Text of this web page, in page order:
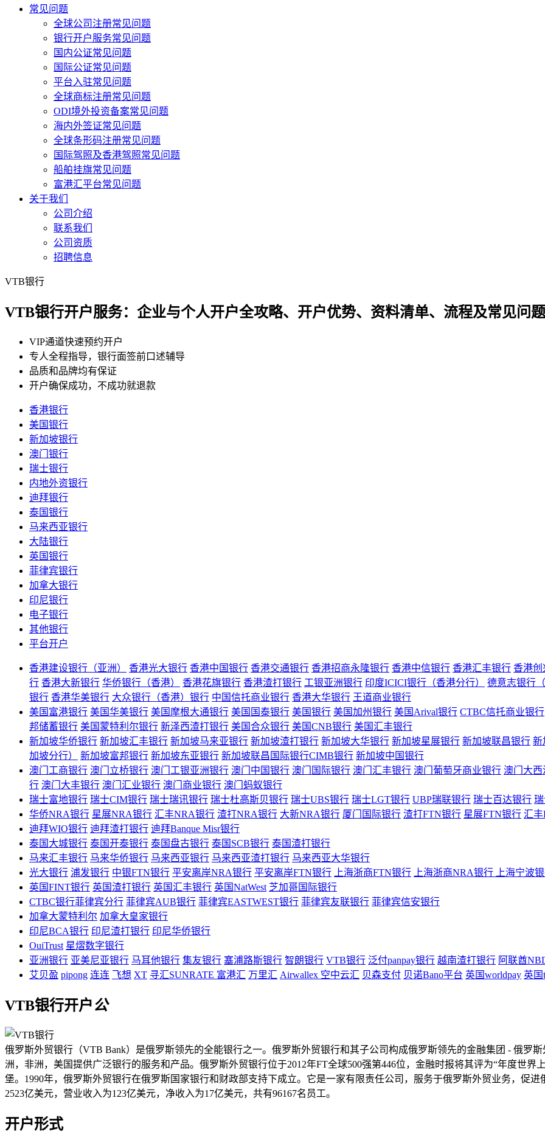
常见问题
全球公司注册常见问题
银行开户服务常见问题
国内公证常见问题
国际公证常见问题
平台入驻常见问题
全球商标注册常见问题
ODI境外投资备案常见问题
海内外签证常见问题
全球条形码注册常见问题
国际驾照及香港驾照常见问题
船舶挂旗常见问题
富港汇平台常见问题
关于我们
公司介绍
联系我们
公司资质
招聘信息
VTB银行
VTB银行开户服务：企业与个人开户全攻略、开户优势、资料清单、流程及常见问
VIP通道快速预约开户
专人全程指导，银行面签前口述辅导
品质和品牌均有保证
开户确保成功，不成功就退款
香港银行
美国银行
新加坡银行
澳门银行
瑞士银行
内地外资银行
迪拜银行
泰国银行
马来西亚银行
大陆银行
英国银行
菲律宾银行
加拿大银行
印尼银行
电子银行
其他银行
平台开户
香港建设银行（亚洲） 香港光大银行 香港中国银行 香港交通银行 香港招商永隆银行 香港中信银行 香港汇丰银行 香港
行 香港大新银行 华侨银行（香港） 香港花旗银行 香港渣打银行 工银亚洲银行 印度ICICI银行（香港分行）
德意志银行
银行 香港华美银行 大众银行（香港）银行 中国信托商业银行 香港大华银行 王道商业银行
美国富港银行 美国华美银行 美国摩根大通银行 美国国泰银行 美国银行 美国加州银行 美国Arival银行 CTBC信托商业银行
邦储蓄银行 美国蒙特利尔银行 新泽西渣打银行 美国合众银行 美国CNB银行 美国汇丰银行
新加坡华侨银行 新加坡汇丰银行 新加坡马来亚银行 新加坡渣打银行 新加坡大华银行 新加坡星展银行 新加坡联昌银行 新
加坡分行）
新加坡富邦银行 新加坡东亚银行 新加坡联昌国际银行CIMB银行 新加坡中国银行
澳门工商银行 澳门立桥银行 澳门工银亚洲银行 澳门中国银行 澳门国际银行 澳门汇丰银行 澳门葡萄牙商业银行 澳门大西
行 澳门大丰银行 澳门汇业银行 澳门商业银行 澳门蚂蚁银行
瑞士富地银行 瑞士CIM银行 瑞士瑞讯银行 瑞士杜高斯贝银行 瑞士UBS银行 瑞士LGT银行 UBP瑞联银行 瑞士百达银行
华侨NRA银行 星展NRA银行 汇丰NRA银行 渣打NRA银行 大新NRA银行 厦门国际银行 渣打FTN银行 星展FTN银行 汇
迪拜WIO银行 迪拜渣打银行 迪拜Banque Misr银行
泰国大城银行 泰国开泰银行 泰国盘古银行 泰国SCB银行 泰国渣打银行
马来汇丰银行 马来华侨银行 马来西亚银行 马来西亚渣打银行 马来西亚大华银行
光大银行 浦发银行 中银FTN银行 平安离岸NRA银行 平安离岸FTN银行 上海浙商FTN银行 上海浙商NRA银行
上海宁波
英国FINT银行 英国渣打银行 英国汇丰银行 英国NatWest 芝加哥国际银行
CTBC银行菲律宾分行 菲律宾AUB银行 菲律宾EASTWEST银行 菲律宾友联银行 菲律宾信安银行
加拿大蒙特利尔 加拿大皇家银行
印尼BCA银行 印尼渣打银行 印尼华侨银行
OuiTrust 星熠数字银行
亚洲银行 亚美尼亚银行 马耳他银行 集友银行 塞浦路斯银行 智朗银行 VTB银行 泛付panpay银行 越南渣打银行 阿联酋
艾贝盈 pipong 连连 飞想 XT 寻汇SUNRATE 富港汇 万里汇 Airwallex 空中云汇 贝森支付 贝诺Bano平台 英国worldpay 英国
VTB银行开户公
俄罗斯外贸银行（VTB Bank）是俄罗斯领先的全能银行之一。俄罗斯外贸银行和其子公司构成俄罗斯领先的金融集团 - 俄罗
洲，非洲，美国提供广泛银行的服务和产品。俄罗斯外贸银行位于2012年FT全球500强第446位，金融时报将其评为“年度世
堡。1990年，俄罗斯外贸银行在俄罗斯国家银行和财政部支持下成立。它是一家有限责任公司，服务于俄罗斯外贸业务，促
2523亿美元，营业收入为123亿美元，净收入为17亿美元，共有96167名员工。
开户形式